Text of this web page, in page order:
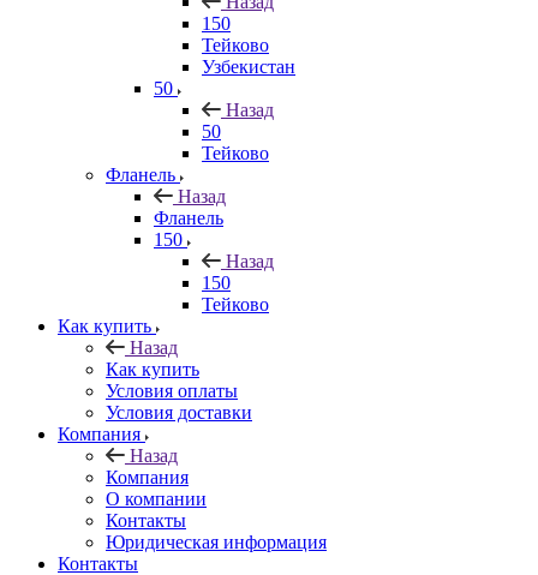
150
Тейково
Узбекистан
50
Назад
50
Тейково
Фланель
Назад
Фланель
150
Назад
150
Тейково
Как купить
Назад
Как купить
Условия оплаты
Условия доставки
Компания
Назад
Компания
О компании
Контакты
Юридическая информация
Контакты